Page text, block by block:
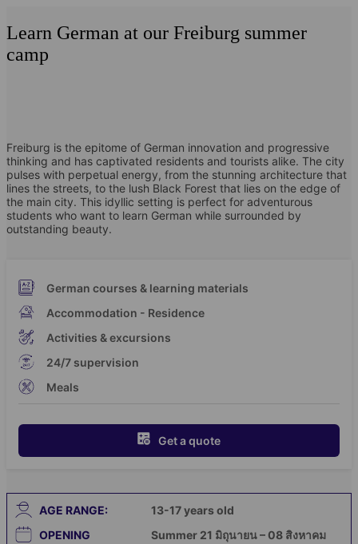
Learn German at our Freiburg summer
camp
Freiburg is the epitome of German innovation and progressive
thinking and has captivated residents and tourists alike. The city
pulses with perpetual energy, from the stunning architecture that
lines the streets, to the lush Black Forest that lies on the edge of
the main city. This idyllic setting is perfect for adventurous
students who want to learn German while surrounded by
outstanding beauty.
AGE RANGE: 13-17years old
OPENING
Summer 21 มิถุนายน – 08 สิงหาคม
German courses & learning materials
Accommodation - Residence
Activities & excursions
24/7 supervision
Meals
Get a quote